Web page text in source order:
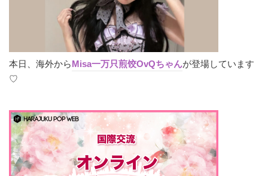
本日、海外からMisa一万只煎饺OvQちゃんが登場しています
♡